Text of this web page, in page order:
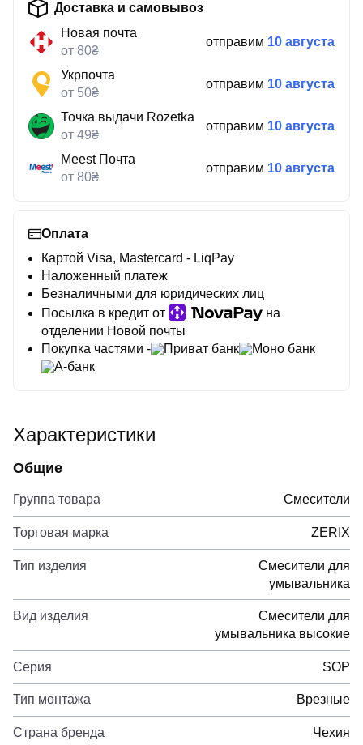
Доставка и самовывоз
Новая почта
от 80₴
отправим 10 августа
Укрпочта
от 50₴
отправим 10 августа
Точка выдачи Rozetka
от 49₴
отправим 10 августа
Meest Почта
от 80₴
отправим 10 августа
Оплата
Картой Visa, Mastercard - LiqPay
Наложенный платеж
Безналичными для юридических лиц
Посылка в кредит от
на
отделении Новой почты
Покупка частями -
Приват банк
Моно банк
А-банк
Характеристики
Общие
Группа товара Смесители
Торговая марка ZERIX
Тип изделия
Смесители для
умывальника
Вид изделия
Смесители для
умывальника высокие
Серия SOP
Тип монтажа Врезные
Страна бренда Чехия